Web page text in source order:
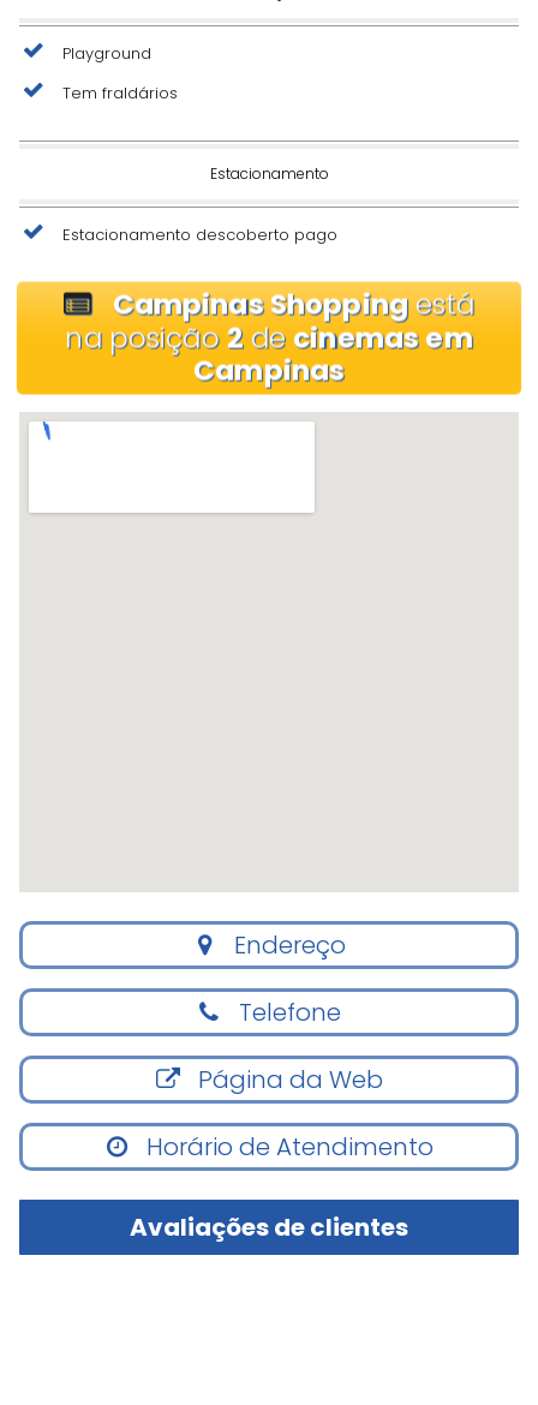
Playground
Tem fraldários
Estacionamento
Estacionamento descoberto pago
Campinas Shoppingestá
na posição 2de cinemas em
Campinas
Endereço
Telefone
Página da Web
Horário de Atendimento
Avaliações de clientes